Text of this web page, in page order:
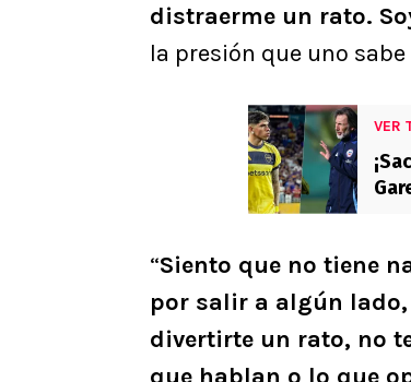
distraerme un rato.
la presión que uno sabe
VER
“Siento que no tiene
por salir a algún
divertirte un rato, no
que hablan o lo que